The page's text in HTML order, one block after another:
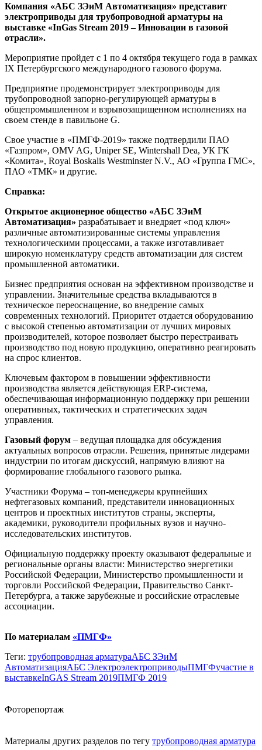
Компания «АБС ЗЭиМ Автоматизация» представит
электроприводы для трубопроводной арматуры на
выставке «InGas Stream 2019 – Инновации в газовой
отрасли».
Мероприятие пройдет с 1 по 4 октября текущего года в рамках
IX Петербургского международного газового форума.
Предприятие продемонстрирует электроприводы для
трубопроводной запорно-регулирующей арматуры в
общепромышленном и взрывозащищенном исполнениях на
своем стенде в павильоне G.
Свое участие в «ПМГФ-2019» также подтвердили ПАО
«Газпром», OMV AG, Uniper SE, Wintershall Dea, УК ГК
«Комита», Royal Boskalis Westminster N.V., АО «Группа ГМС»,
ПАО «ТМК» и другие.
Справка:
Открытое акционерное общество «АБС ЗЭиМ
Автоматизация» разрабатывает и внедряет «под ключ»
различные автоматизированные системы управления
технологическими процессами, а также изготавливает
широкую номенклатуру средств автоматизации для систем
промышленной автоматики.
Бизнес предприятия основан на эффективном производстве и
управлении. Значительные средства вкладываются в
техническое переоснащение, во внедрение самых
современных технологий. Приоритет отдается оборудованию
с высокой степенью автоматизации от лучших мировых
производителей, которое позволяет быстро перестраивать
производство под новую продукцию, оперативно реагировать
на спрос клиентов.
Ключевым фактором в повышении эффективности
производства является действующая ERP-система,
обеспечивающая информационную поддержку при решении
оперативных, тактических и стратегических задач
управления.
Газовый форум – ведущая площадка для обсуждения
актуальных вопросов отрасли. Решения, принятые лидерами
индустрии по итогам дискуссий, напрямую влияют на
формирование глобального газового рынка.
Участники Форума – топ-менеджеры крупнейших
нефтегазовых компаний, представители инновационных
центров и проектных институтов страны, эксперты,
академики, руководители профильных вузов и научно-
исследовательских институтов.
Официальную поддержку проекту оказывают федеральные и
региональные органы власти: Министерство энергетики
Российской Федерации, Министерство промышленности и
торговли Российской Федерации, Правительство Санкт-
Петербурга, а также зарубежные и российские отраслевые
ассоциации.
По материалам «ПМГФ»
Теги: трубопроводная арматураАБС ЗЭиМ
АвтоматизацияАБС ЭлектроэлектроприводыПМГФучастие в
выставкеInGAS Stream 2019ПМГФ 2019
Фоторепортаж
Материалы других разделов по тегу трубопроводная арматура